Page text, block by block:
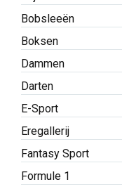
Bobsleeën
Boksen
Dammen
Darten
E-Sport
Eregallerij
Fantasy Sport
Formule 1